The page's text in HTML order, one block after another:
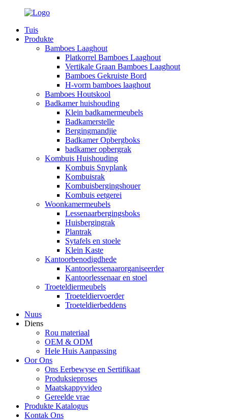
Tuis
Produkte
Bamboes Laaghout
Platkorrel Bamboes Laaghout
Vertikale Graan Bamboes Laaghout
Bamboes Gekruiste Bord
H-vorm bamboes laaghout
Bamboes Houtskool
Badkamer huishouding
Klein badkamermeubels
Badkamerstelle
Bergingmandjie
Badkamer Opbergboks
badkamer opbergrak
Kombuis Huishouding
Kombuis Snyplank
Kombuisrak
Kombuisbergingshouer
Kombuis eetgerei
Woonkamermeubels
Lessenaarbergingsboks
Huisbergingrak
Plantrak
Sytafels en stoele
Klein Kaste
Kantoorbenodigdhede
Kantoorlessenaarorganiseerder
Kantoorlessenaar en stoel
Troeteldiermeubels
Troeteldiervoerder
Troeteldierbeddens
Nuus
Diens
Rou materiaal
OEM & ODM
Hele Huis Aanpassing
Oor Ons
Ons Eerbewyse en Sertifikaat
Produksieproses
Maatskappyvideo
Gereelde vrae
Produkte Katalogus
Kontak Ons